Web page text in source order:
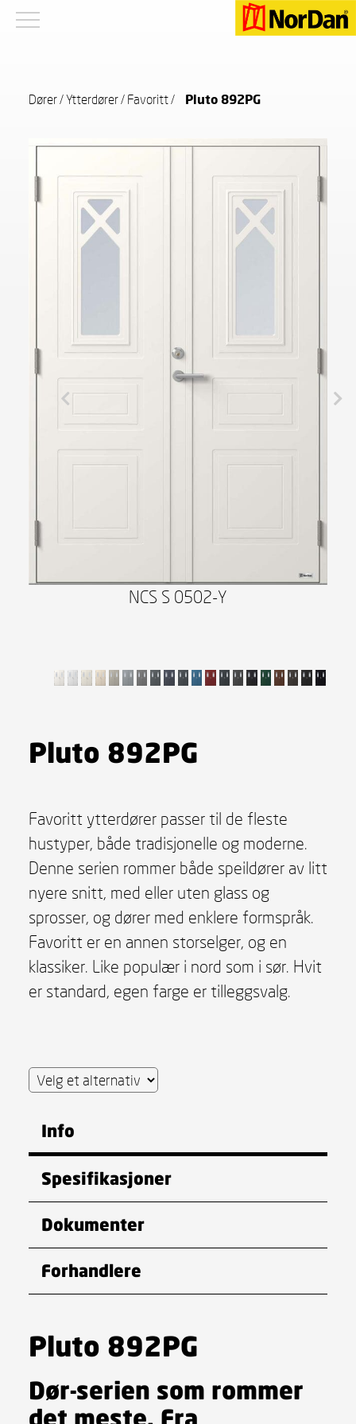
Dører/Ytterdører/ Favoritt/ Pluto 892PG
NCS S 0502-Y
Pluto 892PG
Favoritt ytterdører passer til de fleste
hustyper, både tradisjonelle og moderne.
Denne serien rommer både speildører av litt
nyere snitt, med eller uten glass og
sprosser, og dører med enklere formspråk.
Favoritt er en annen storselger, og en
klassiker. Like populær i nord som i sør. Hvit
er standard, egen farge er tilleggsvalg.
Info
Spesifikasjoner
Dokumenter
Forhandlere
Pluto 892PG
Dør-serien som rommer
det meste. Fra